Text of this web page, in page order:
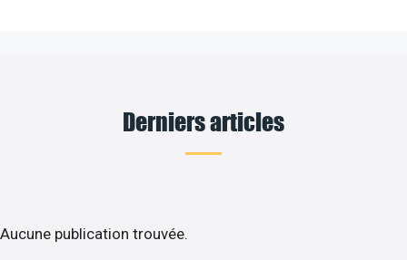
Derniers articles
Aucune publication trouvée.